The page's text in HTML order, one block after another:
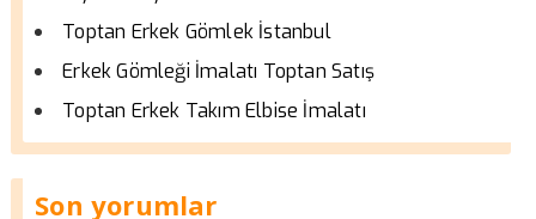
Toptan Erkek Gömlek İstanbul
Erkek Gömleği İmalatı Toptan Satış
Toptan Erkek Takım Elbise İmalatı
Son yorumlar